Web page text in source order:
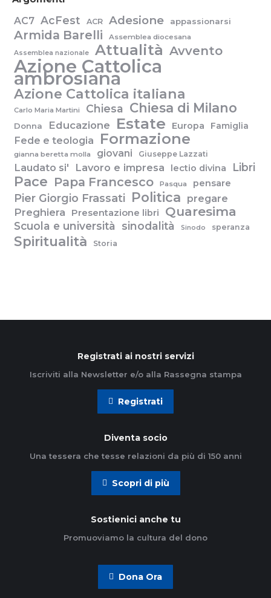
AC7 AcFest ACR Adesione appassionarsi
Armida Barelli Assemblea diocesana
Assemblea nazionale Attualità Avvento
Azione Cattolica
ambrosiana
Azione Cattolica italiana
Carlo Maria Martini Chiesa Chiesa di Milano
Donna Educazione Estate Europa Famiglia
Fede e teologia Formazione
gianna beretta molla giovani Giuseppe Lazzati
Laudato si' Lavoro e impresa lectio divina Libri
Pace Papa Francesco Pasqua pensare
Pier Giorgio Frassati Politica pregare
Preghiera
Presentazione libri Quaresima
Scuola e università sinodalità Sinodo speranza
Spiritualità Storia
Registrati ai nostri servizi
Iscriviti alla Newsletter e/o alla Rassegna stampa
Registrati
Diventa socio
Una tessera che tesse relazioni da più di 150 anni
Scopri di più
Sostienici anche tu
Promuoviamo la cultura del dono
Dona Ora